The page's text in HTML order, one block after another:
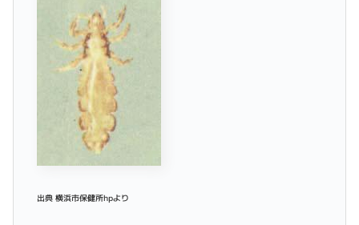
出典 横浜市保健所hpより